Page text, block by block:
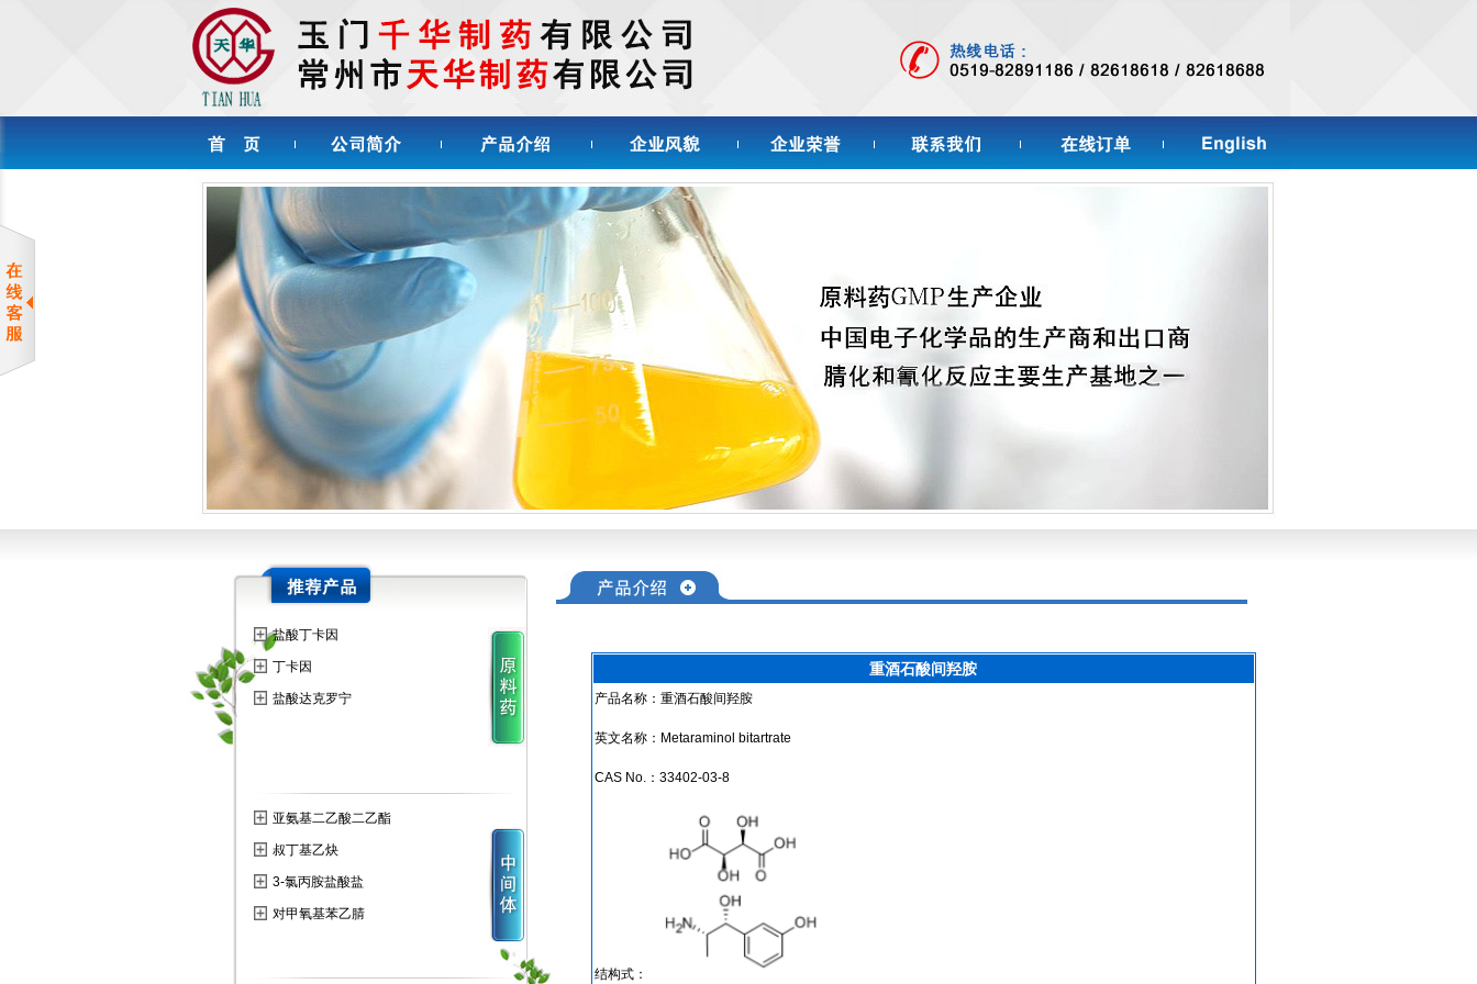
盐酸丁卡因
丁卡因
盐酸达克罗宁
亚氨基二乙酸二乙酯
叔丁基乙炔
3-氯丙胺盐酸盐
对甲氧基苯乙腈
重酒石酸间羟胺
产品名称：重酒石酸间羟胺
英文名称：Metaraminol bitartrate
CAS No.：33402-03-8
结构式：